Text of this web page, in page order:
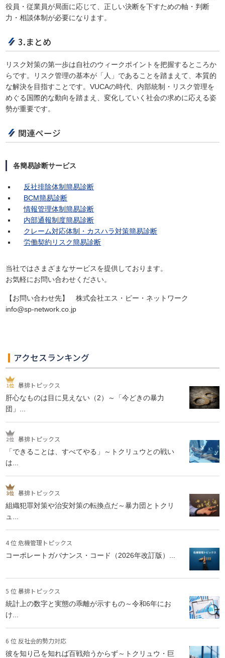
役員・従業員が局面に応じて、正しい決断を下すための軸・判断
力・相談体制が必要になります。
3.まとめ
リスク対策の第一歩は自社のウィークポイントを把握するところか
らです。リスク管理の基本が「人」であることを踏まえて、本質的
な解決を目指すことです。VUCAの時代、内部統制・リスク管理を
めぐる国際的な動向を踏まえ、変化していく社会の求めに応える姿
勢が重要です。
関連ページ
各簡易診断サービス
反社排除体制簡易診断
BCM簡易診断
情報管理体制簡易診断
内部通報制度簡易診断
クレーム対応体制・カスハラ対策簡易診断
労働契約リスク簡易診断
当社ではさまざまなサービスを提供しております。
お気軽にお問い合わせください。
【お問い合わせ先】 株式会社エス・ピー・ネットワーク
info@sp-network.co.jp
アクセスランキング
暴排トピックス
肝心なものは目に見えない（2）～「今どきの暴力
団」...
暴排トピックス
「できることは、すべてやる」～トクリュウとの戦い
は...
暴排トピックス
組織犯罪対策や治安対策の転換点だ～暴力団とトクリ
ュ...
4 位 危機管理トピックス
コーポレートガバナンス・コード（2026年改訂版）...
5 位 暴排トピックス
統計上の数字と実態の乖離が示すもの～令和6年にお
け...
6 位 反社会的勢力対応
彼を知り己を知れば百戦殆うからず～トクリュウ・巨